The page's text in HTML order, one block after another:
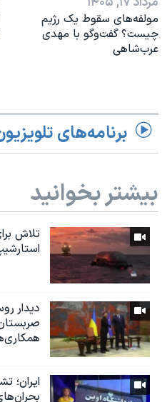
مولفه‌های سقوط یک رژیم
چیست؟ گفت‌وگو با مهدی
عرب‌شاهی
برنامه‌های
بیشتر بخوانید
تلاش
دیدار
ایران؛